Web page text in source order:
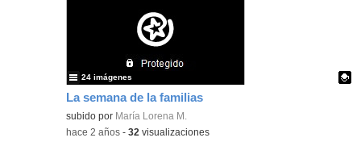
La semana de la familias
Contenido educativo.
subido por María Lorena M.
24 imágenes
-hace 2 años -32 visualizaciones